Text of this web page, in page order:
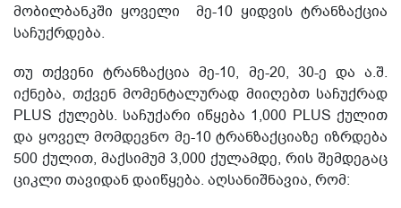
მობილბანკში ყოველი მე-10 ყიდვის ტრანზაქცია
საჩუქრდება.
თუ თქვენი ტრანზაქცია მე-10, მე-20, 30-ე და ა.შ.
იქნება, თქვენ მომენტალურად მიიღებთ საჩუქრად
PLUS ქულებს. საჩუქარი იწყება 1,000 PLUS ქულით
და ყოველ მომდევნო მე-10 ტრანზაქციაზე იზრდება
500 ქულით, მაქსიმუმ 3,000 ქულამდე, რის შემდეგაც
ციკლი თავიდან დაიწყება. აღსანიშნავია, რომ: